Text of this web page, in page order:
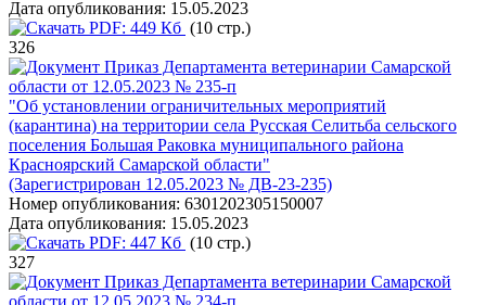
Дата опубликования: 15.05.2023
PDF: 449 Кб (10 стр.)
326
Приказ Департамента ветеринарии Самарской
области от 12.05.2023 № 235-п
"Об установлении ограничительных мероприятий
(карантина) на территории села Русская Селитьба сельского
поселения Большая Раковка муниципального района
Красноярский Самарской области"
(Зарегистрирован 12.05.2023 № ДВ-23-235)
Номер опубликования: 6301202305150007
Дата опубликования: 15.05.2023
PDF: 447 Кб (10 стр.)
327
Приказ Департамента ветеринарии Самарской
области от 12.05.2023 № 234-п